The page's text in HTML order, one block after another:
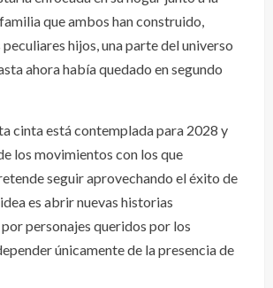
que ambos han construido,
peculiares hijos, una parte del universo
ahora había quedado en segundo
cinta está contemplada para 2028 y
los movimientos con los que
seguir aprovechando el éxito de
es abrir nuevas historias
personajes queridos por los
únicamente de la presencia de